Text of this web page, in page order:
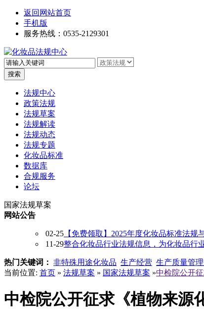
返回网站首页
手机版
服务热线：0535-2129301
法规中心
政策法规
法规草案
法规解读
法规动态
法规专题
化妆品标准
数据库
合规服务
论坛
国家法规草案
网站公告
02-25 【免费领取】2025年度化妆品标准法规
11-29整合化妆品行业法规信息，为化妆品行
热门关键词： 非特殊用途化妆品 生产经营 生产质量管
当前位置: 首页 » 法规草案 » 国家法规草案 »中检院公开
中检院公开征求《植物来源